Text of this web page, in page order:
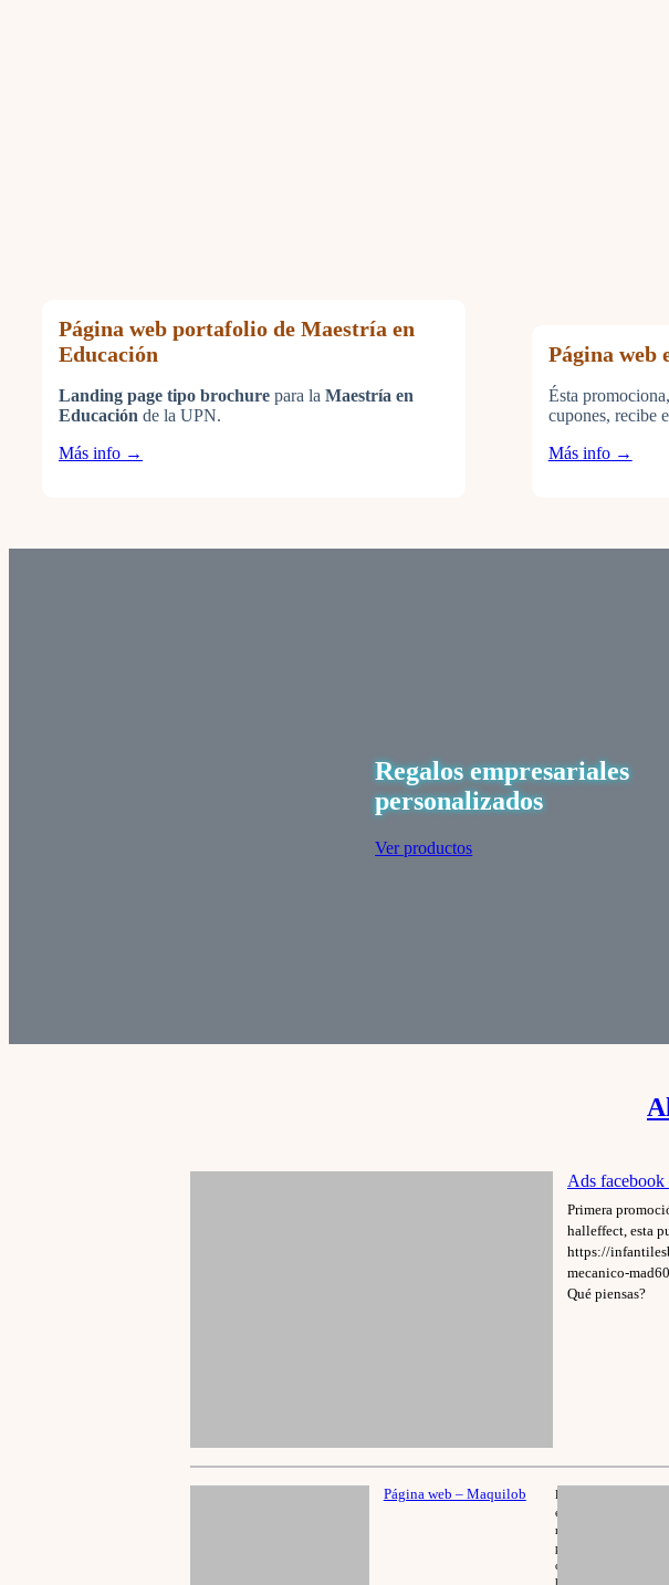
Página web portafolio de Maestría en
Educación
Landing page tipo brochure para la Maestría en
Educación de la UPN.
Más info →
Página web
Ésta
cupones, recibe
Más info →
Regalos empresariales
personalizados
Ver productos
Ads facebook
Primera
halleffect, esta
https://
mecanico-
Qué piensas?
Página web – Maquilob
La empresa Maquilob
enfoca en la
maquinas y la linea de
producción para
cerámicas y ladrillos.